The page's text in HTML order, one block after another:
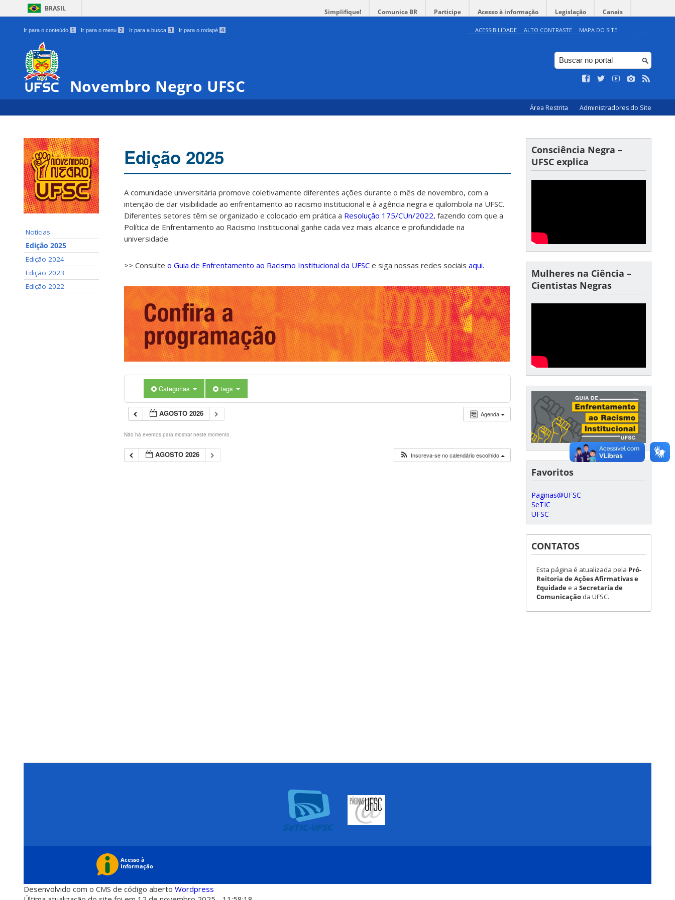
BRASIL Simplifique! Comunica BR Participe Acesso à informação Legislação Canais
Ir para o conteúdo 1 Ir para o menu 2 Ir para a busca 3 Ir para o rodapé 4 ACESSIBILIDADE ALTO CONTRASTE MAPA DO SITE
Novembro Negro UFSC
Área Restrita Administradores do Site
Notícias
Edição 2025
Edição 2024
Edição 2023
Edição 2022
Edição 2025
A comunidade universitária promove coletivamente diferentes ações durante o mês de novembro, com a
intenção de dar visibilidade ao enfrentamento ao racismo institucional e à agência negra e quilombola na UFSC.
Diferentes setores têm se organizado e colocado em prática a Resolução 175/CUn/2022, fazendo com que a
Política de Enfrentamento ao Racismo Institucional ganhe cada vez mais alcance e profundidade na
universidade.
>> Consulte o Guia de Enfrentamento ao Racismo Institucional da UFSC e siga nossas redes sociais aqui.
Categorias tags
Agenda
AGOSTO 2026
Não há eventos para mostrar neste momento.
AGOSTO 2026 Inscreva-se no calendário escolhido
Consciência Negra –
UFSC explica
Mulheres na Ciência –
Cientistas Negras
Favoritos
Paginas@UFSC
SeTIC
UFSC
CONTATOS
Esta página é atualizada pela Pró-
Reitoria de Ações Afirmativas e
Equidadee a Secretaria de
Comunicação da UFSC.
Desenvolvido com o CMS de código aberto Wordpress